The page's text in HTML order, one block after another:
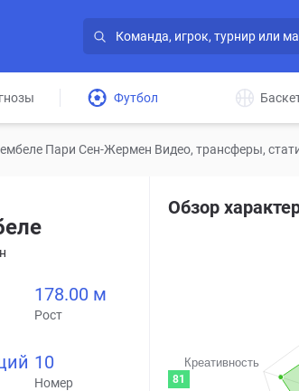
Футбол
Пари Сен-Жермен Видео, трансферы,
178.00 м
Рост
10
Номер
Обзор
81